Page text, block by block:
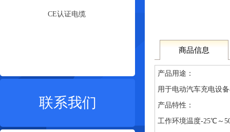
联系我们
CE认证电缆
商品信息
产品用途：
用于电动汽车充电设
产品特性：
工作环境温度-25℃～